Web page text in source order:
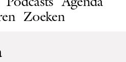
Zoeken